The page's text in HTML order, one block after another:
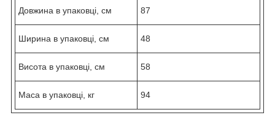
Довжина в упаковці, см 87
Ширина в упаковці, см 48
Висота в упаковці, см 58
Маса в упаковці, кг 94